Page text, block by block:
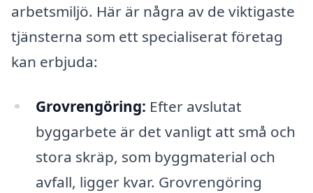
arbetsmiljö. Här är några av de viktigaste
tjänsterna som ett specialiserat företag
kan erbjuda:
Grovrengöring: Efter avslutat
byggarbete är det vanligt att små och
stora skräp, som byggmaterial och
avfall, ligger kvar. Grovrengöring